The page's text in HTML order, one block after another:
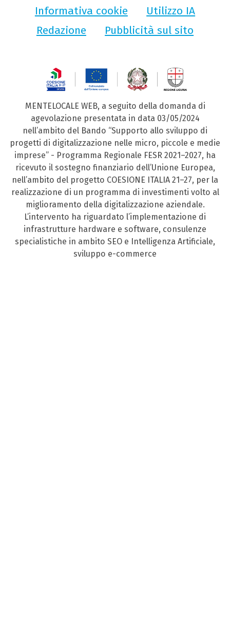
Informativa cookie
Utilizzo IA
Redazione
Pubblicità sul sito
MENTELOCALE WEB, a seguito della domanda di
agevolazione presentata in data 03/05/2024
nell’ambito del Bando “Supporto allo sviluppo di
progetti di digitalizzazione nelle micro, piccole e medie
imprese” - Programma Regionale FESR 2021–2027, ha
ricevuto il sostegno finanziario dell’Unione Europea,
nell’ambito del progetto COESIONE ITALIA 21–27, per la
realizzazione di un programma di investimenti volto al
miglioramento della digitalizzazione aziendale.
L’intervento ha riguardato l’implementazione di
infrastrutture hardware e software, consulenze
specialistiche in ambito SEO e Intelligenza Artificiale,
sviluppo e-commerce